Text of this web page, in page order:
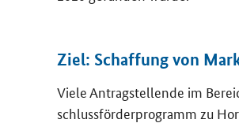
Ziel: Schaf­fung von
Viele An­trag­stel­len­de im
schluss­för­der­pro­gramm zu